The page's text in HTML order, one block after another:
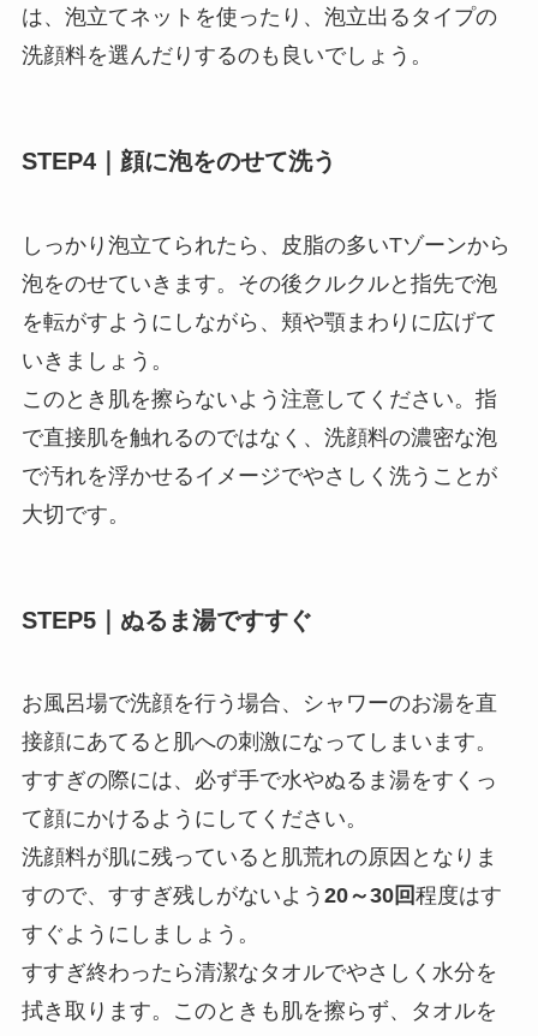
は、泡立てネットを使ったり、泡立出るタイプの
洗顔料を選んだりするのも良いでしょう。
STEP4｜顔に泡をのせて洗う
しっかり泡立てられたら、皮脂の多いTゾーンから
泡をのせていきます。その後クルクルと指先で泡
を転がすようにしながら、頬や顎まわりに広げて
いきましょう。
このとき肌を擦らないよう注意してください。指
で直接肌を触れるのではなく、洗顔料の濃密な泡
で汚れを浮かせるイメージでやさしく洗うことが
大切です。
STEP5｜ぬるま湯ですすぐ
お風呂場で洗顔を行う場合、シャワーのお湯を直
接顔にあてると肌への刺激になってしまいます。
すすぎの際には、必ず手で水やぬるま湯をすくっ
て顔にかけるようにしてください。
洗顔料が肌に残っていると肌荒れの原因となりま
すので、すすぎ残しがないよう 20～30回程度はす
すぐようにしましょう。
すすぎ終わったら清潔なタオルでやさしく水分を
拭き取ります。このときも肌を擦らず、タオルを